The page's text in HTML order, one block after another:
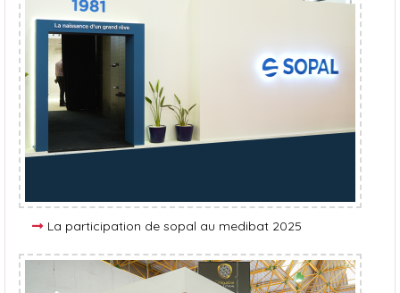
La participation de sopal au medibat 2025